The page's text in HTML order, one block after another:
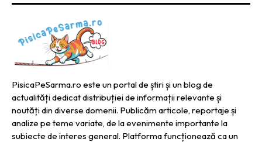
PisicaPeSarma.ro este un portal de știri și un blog de
actualități dedicat distribuției de informații relevante și
noutăți din diverse domenii. Publicăm articole, reportaje și
analize pe teme variate, de la evenimente importante la
subiecte de interes general. Platforma funcționează ca un